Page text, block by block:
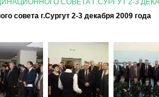
СОВЕТА Г.СУРГУТ 2-3
совета г.Сургут 2-3 декабря 2009 года